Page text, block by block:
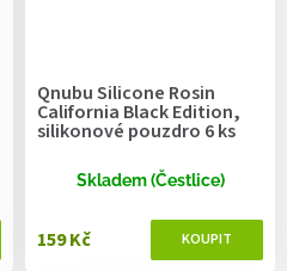
Qnubu Silicone Rosin
California Black Edition,
silikonové pouzdro 6 ks
Skladem (Čestlice)
159 Kč